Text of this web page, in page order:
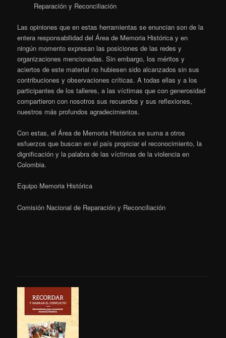
Reparación y Reconciliación
Las opiniones que en estas herramientas se enuncian son de la
entera responsabilidad del Área de Memoria Histórica y en
ningún momento expresan las posiciones de las redes y
organizaciones mencionadas. Sin embargo, los méritos y
aciertos de este material no hubiesen sido alcanzados sin sus
contribuciones y observaciones críticas. A todas ellas y a los
participantes de los talleres, a las víctimas que con generosidad
compartieron con nosotros sus recuerdos y sus reflexiones,
nuestros más profundos agradecimientos.
Con estas, el Área de Memoria Histórica se suma a otros
esfuerzos que buscan en el país propiciar el reconocimiento, la
dignificación y la palabra de las víctimas de la violencia en
Colombia.
Equipo Memoria Histórica
Comisión Nacional de Reparación y Reconciliación